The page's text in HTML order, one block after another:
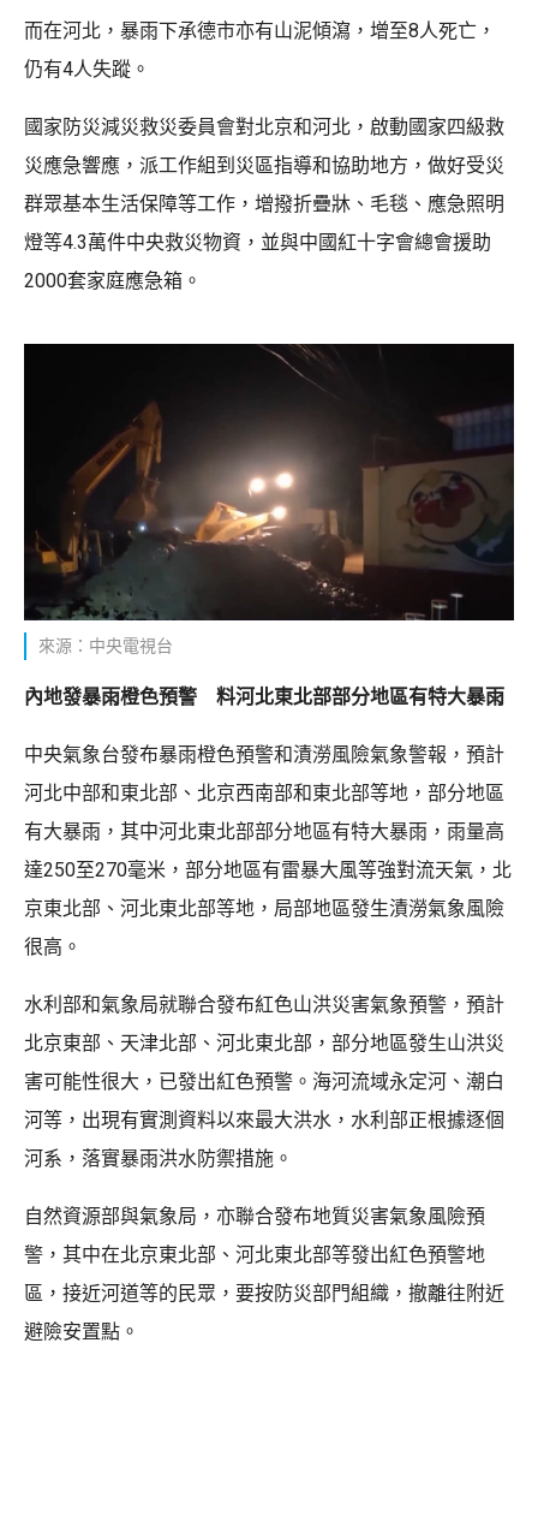
而在河北，暴雨下承德市亦有山泥傾瀉，增至8人死亡，
仍有4人失蹤。
國家防災減災救災委員會對北京和河北，啟動國家四級救
災應急響應，派工作組到災區指導和協助地方，做好受災
群眾基本生活保障等工作，增撥折疊牀、毛毯、應急照明
燈等4.3萬件中央救災物資，並與中國紅十字會總會援助
2000套家庭應急箱。
來源：中央電視台
內地發暴雨橙色預警 料河北東北部部分地區有特大暴雨
中央氣象台發布暴雨橙色預警和漬澇風險氣象警報，預計
河北中部和東北部、北京西南部和東北部等地，部分地區
有大暴雨，其中河北東北部部分地區有特大暴雨，雨量高
達250至270毫米，部分地區有雷暴大風等強對流天氣，北
京東北部、河北東北部等地，局部地區發生漬澇氣象風險
很高。
水利部和氣象局就聯合發布紅色山洪災害氣象預警，預計
北京東部、天津北部、河北東北部，部分地區發生山洪災
害可能性很大，已發出紅色預警。海河流域永定河、潮白
河等，出現有實測資料以來最大洪水，水利部正根據逐個
河系，落實暴雨洪水防禦措施。
自然資源部與氣象局，亦聯合發布地質災害氣象風險預
警，其中在北京東北部、河北東北部等發出紅色預警地
區，接近河道等的民眾，要按防災部門組織，撤離往附近
避險安置點。